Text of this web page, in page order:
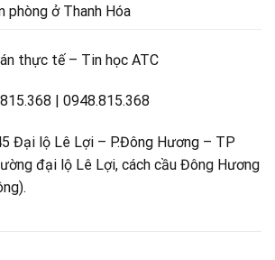
phòng ở Thanh Hóa
thực tế – Tin học ATC
|0948.815.368
Đại lộ Lê Lợi – P.Đông Hương – TP
đại lộ Lê Lợi, cách cầu Đông Hương